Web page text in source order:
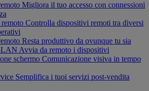
Migliora il tuo accesso con connessioni
Controlla dispositivi remoti tra diversi
Resta produttivo da ovunque tu sia
LAN Avvia da remoto i dispositivi
schermo Comunicazione visiva in tempo
Semplifica i tuoi servizi post-vendita